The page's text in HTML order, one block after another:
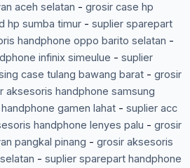
aceh selatan - grosir case hp
hp sumba timur- suplier sparepart
handphone oppo barito selatan -
infinix simeulue - suplier
case tulang bawang barat- grosir
aksesoris handphone samsung
gamen lahat- suplier acc
handphone lenyes palu - grosir
pangkal pinang - grosir aksesoris
- suplier sparepart handphone